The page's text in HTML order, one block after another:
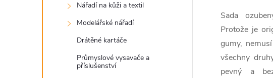
Nářadí na kůži a textil
Modelářské nářadí
Drátěné kartáče
Průmyslové vysavače a
příslušenství
Sada
Protože je
gumy,
všechny
pevný a